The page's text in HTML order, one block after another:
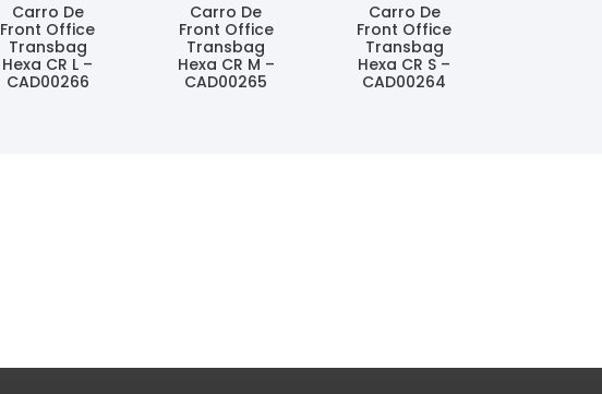
Carro De
Front Office
Transbag
Hexa CR L –
CAD00266
Carro De
Front Office
Transbag
Hexa CR M –
CAD00265
Carro De
Front Office
Transbag
Hexa CR S –
CAD00264